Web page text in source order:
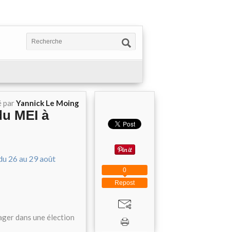
parYannick Le Moing
MEI à
dans une élection
Repost
0